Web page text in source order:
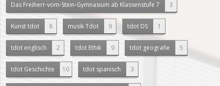
Das Freiherr-vom-Stein-Gymnasium ab Klassenstufe 7 3
Kunst tdot 8 musik Tdot 9 tdot DS 1
tdot englisch 2 tdot Ethik 9 tdot geografie 5
tdot Geschichte 10 tdot spanisch 3